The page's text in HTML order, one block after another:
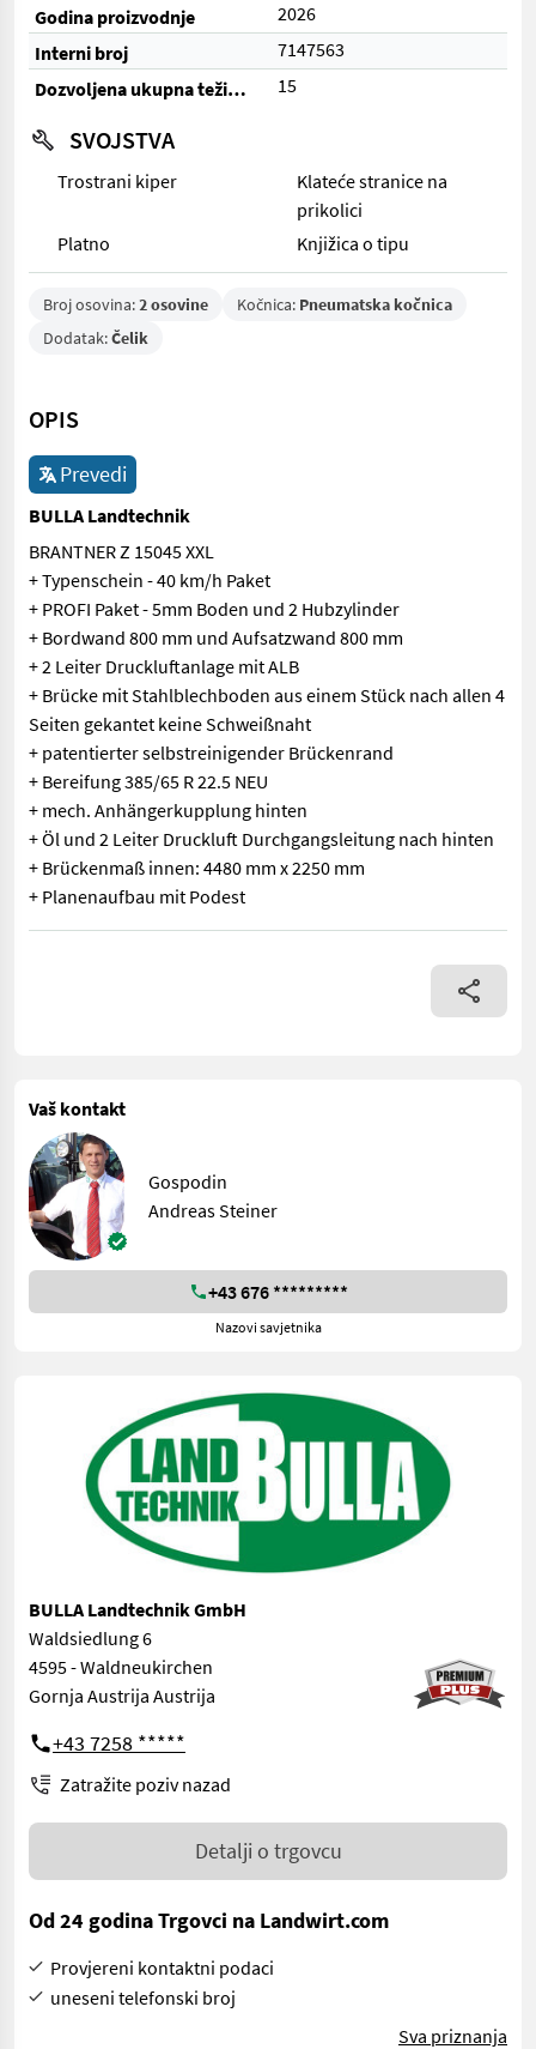
Godina proizvodnje
2026
Interni broj
7147563
Dozvoljena ukupna težina (t)
15
SVOJSTVA
Trostrani kiper
Klateće stranice na
prikolici
Platno
Knjižica o tipu
Broj osovina:2 osovine Kočnica: Pneumatska kočnica
Dodatak:Čelik
OPIS
Prevedi
BULLA Landtechnik
BRANTNER Z 15045 XXL
+ Typenschein - 40 km/h Paket
+ PROFI Paket - 5mm Boden und 2 Hubzylinder
+ Bordwand 800 mm und Aufsatzwand 800 mm
+ 2 Leiter Druckluftanlage mit ALB
+ Brücke mit Stahlblechboden aus einem Stück nach allen 4
Seiten gekantet keine Schweißnaht
+ patentierter selbstreinigender Brückenrand
+ Bereifung 385/65 R 22.5 NEU
+ mech. Anhängerkupplung hinten
+ Öl und 2 Leiter Druckluft Durchgangsleitung nach hinten
+ Brückenmaß innen: 4480 mm x 2250 mm
+ Planenaufbau mit Podest
BRANTNER Z 15045 XXL + Typenschein - 40 km/h Paket +
Vaš kontakt
Gospodin
Andreas Steiner
+43 676 *********
Nazovi savjetnika
BULLA Landtechnik GmbH
Waldsiedlung 6
4595 - Waldneukirchen
Gornja Austrija Austrija
+43 7258 *****
Zatražite poziv nazad
Detalji o trgovcu
Od 24 godina Trgovci na Landwirt.com
Provjereni kontaktni podaci
uneseni telefonski broj
Sva priznanja